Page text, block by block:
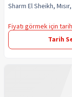
Sharm El Sheikh,
Fiyatı görmek için
Tarih